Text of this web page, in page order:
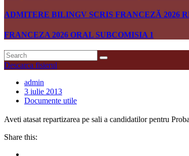
ADMITERE BILINGV SCRIS FRANCEZĂ 2026
FRANCEZA 2026 ORAL SUBCOMISIA 1
Descarca fisierul
admin
3 iulie 2013
Documente utile
Aveti atasat repartizarea pe sali a candidatilor pentru
Share this: